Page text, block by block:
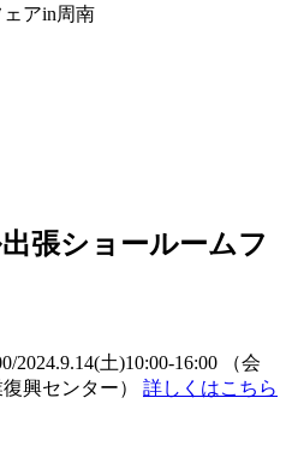
アin周南
張ショールームフ
2024.9.14(土)10:00-16:00 （会
興センター） 詳しくはこちら